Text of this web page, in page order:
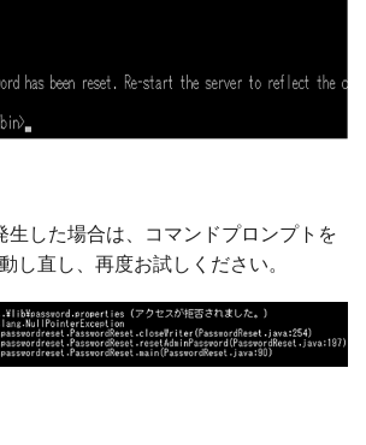
生した場合は、コマンドプロンプトを
し直し、再度お試しください。